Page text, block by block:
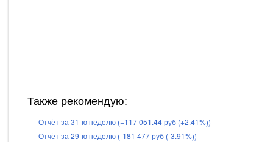
Также рекомендую:
Отчёт за 31-ю неделю (+117 051.44 руб (+2.41%))
Отчёт за 29-ю неделю (-181 477 руб (-3.91%))